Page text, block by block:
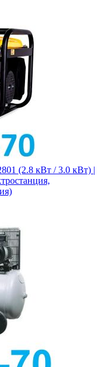
(2.8 кВт / 3.0 кВт) |